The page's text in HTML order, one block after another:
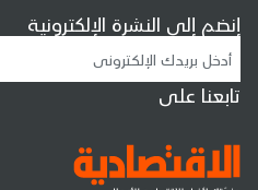
إنضم إلى النشرة الإلكترونية
تابعنا على